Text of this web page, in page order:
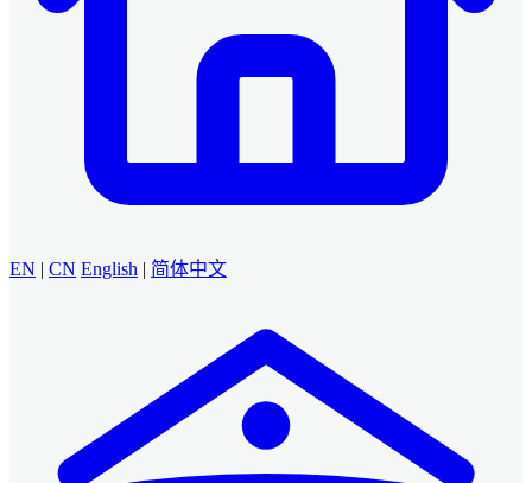
EN | CN English | 简体中文